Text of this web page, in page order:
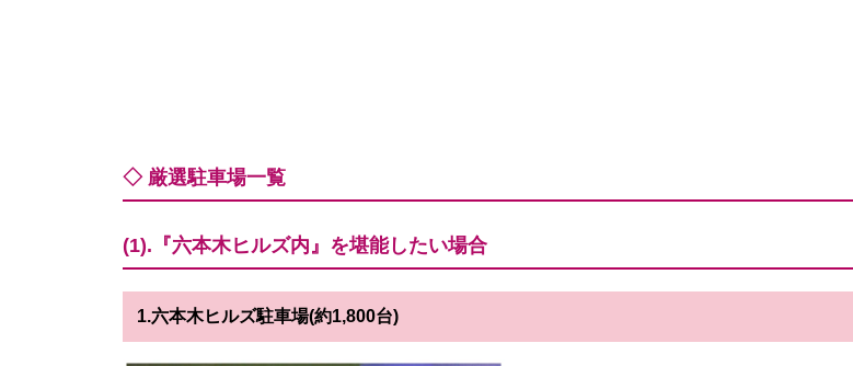
◇ 厳選駐車場一覧
(1).『六本木ヒルズ内』を堪能したい場合
1.六本木ヒルズ駐車場(約1,800台)